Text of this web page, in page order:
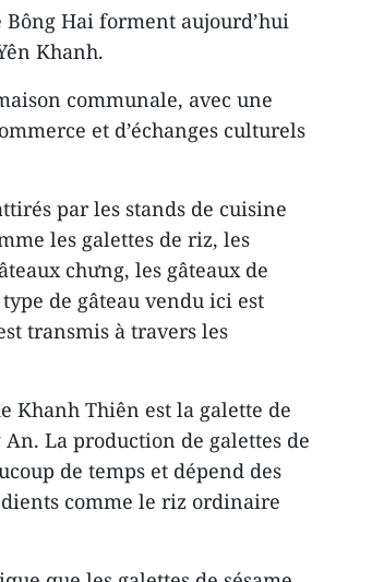
Hai forment aujourd’hui
Khanh.
communale, avec une
et d’échanges culturels
par les stands de cuisine
les galettes de riz, les
chưng, les gâteaux de
de gâteau vendu ici est
transmis à travers les
Khanh Thiên est la galette de
La production de galettes de
de temps et dépend des
comme le riz ordinaire